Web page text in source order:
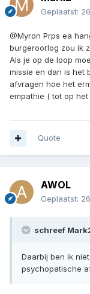
Geplaatst:
@Myron Prps ea
burgeroorlog zou ik
Als je op de loop
missie en dan is het
afvragen hoe het
empathie ( tot op
Quote
AWOL
Geplaatst:
schreef
Daarbij ben ik
psychopatische